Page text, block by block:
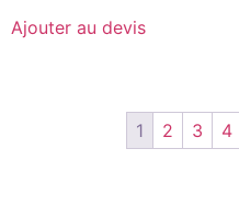
Ajouter au devis
1 2 3 4